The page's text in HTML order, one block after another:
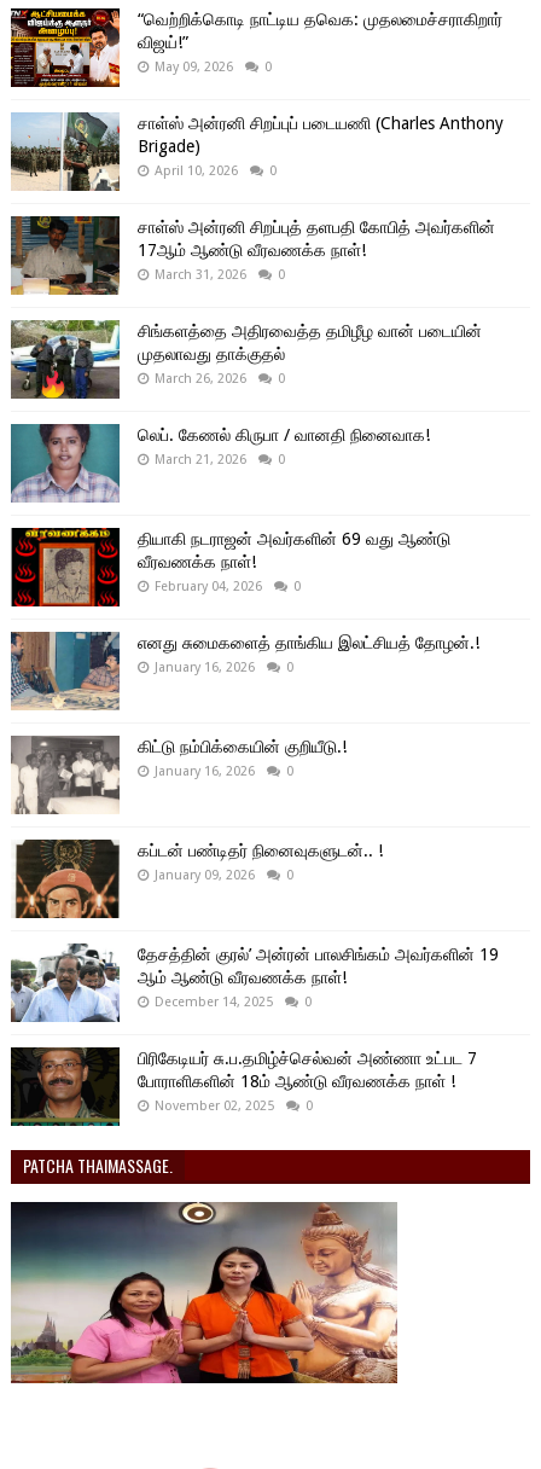
“வெற்றிக்கொடி நாட்டிய தவெக: முதலமைச்சராகிறார்
விஜய்!”
May 09, 2026 0
சாள்ஸ் அன்ரனி சிறப்புப் படையணி (Charles Anthony
Brigade)
April 10, 2026 0
சாள்ஸ் அன்ரனி சிறப்புத் தளபதி கோபித் அவர்களின்
17ஆம் ஆண்டு வீரவணக்க நாள்!
March 31, 2026 0
சிங்களத்தை அதிரவைத்த தமிழீழ வான் படையின்
முதலாவது தாக்குதல்
March 26, 2026 0
லெப். கேணல் கிருபா / வானதி நினைவாக!
March 21, 2026 0
தியாகி நடராஜன் அவர்களின் 69 வது ஆண்டு
வீரவணக்க நாள்!
February 04, 2026 0
எனது சுமைகளைத் தாங்கிய இலட்சியத் தோழன்.!
January 16, 2026 0
கிட்டு நம்பிக்கையின் குறியீடு.!
January 16, 2026 0
கப்டன் பண்டிதர் நினைவுகளுடன்.. !
January 09, 2026 0
தேசத்தின் குரல்’ அன்ரன் பாலசிங்கம் அவர்களின் 19
ஆம் ஆண்டு வீரவணக்க நாள்!
December 14, 2025 0
பிரிகேடியர் சு.ப.தமிழ்ச்செல்வன் அண்ணா உட்பட 7
போராளிகளின் 18ம் ஆண்டு வீரவணக்க நாள் !
November 02, 2025 0
PATCHA THAIMASSAGE.